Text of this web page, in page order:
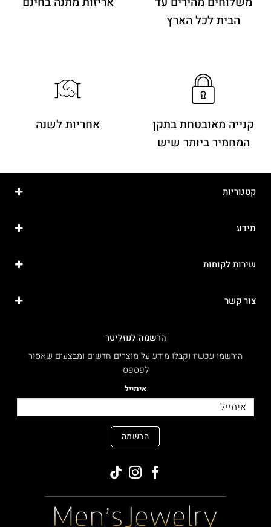
הבית לכל הארץ
קנייה מאובטחת בתקן
המחמיר ביותר שיש
אחריות לשנה
קטגוריות
מידע
שירות לקוחות
צור קשר
הרשמה לנוזליטר
הירשמו עכשיו וקבלו מידע על מוצרים חדשים ומבצעים שאסור
לפספס
אימייל
הרשמה